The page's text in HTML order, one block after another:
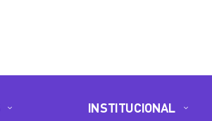
INSTITUCIONAL